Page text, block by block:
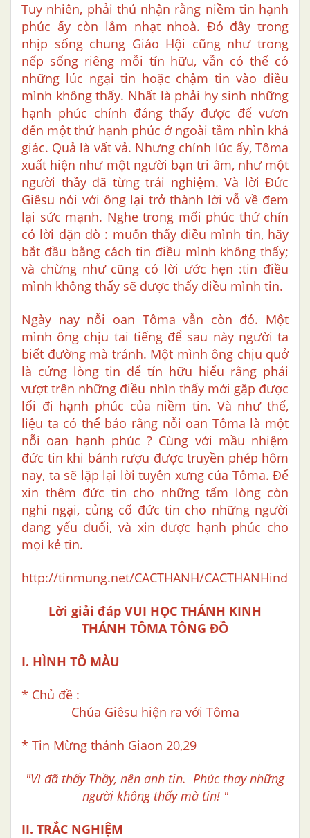
Tuy nhiên, phải thú nhận rằng niềm tin hạnh
phúc ấy còn lắm nhạt nhoà. Đó đây trong
nhịp sống chung Giáo Hội cũng như trong
nếp sống riêng mỗi tín hữu, vẫn có thể có
những lúc ngại tin hoặc chậm tin vào điều
mình không thấy. Nhất là phải hy sinh những
hạnh phúc chính đáng thấy được để vươn
đến một thứ hạnh phúc ở ngoài tầm nhìn khả
giác. Quả là vất vả. Nhưng chính lúc ấy, Tôma
xuất hiện như một người bạn tri âm, như một
người thầy đã từng trải nghiệm. Và lời Đức
Giêsu nói với ông lại trở thành lời vỗ về đem
lại sức mạnh. Nghe trong mối phúc thứ chín
có lời dặn dò : muốn thấy điều mình tin, hãy
bắt đầu bằng cách tin điều mình không thấy;
và chừng như cũng có lời ước hẹn :tin điều
mình không thấy sẽ được thấy điều mình tin.
Ngày nay nỗi oan Tôma vẫn còn đó. Một
mình ông chịu tai tiếng để sau này người ta
biết đường mà tránh. Một mình ông chịu quở
là cứng lòng tin để tín hữu hiểu rằng phải
vượt trên những điều nhìn thấy mới gặp được
lối đi hạnh phúc của niềm tin. Và như thế,
liệu ta có thể bảo rằng nỗi oan Tôma là một
nỗi oan hạnh phúc ? Cùng với mầu nhiệm
đức tin khi bánh rượu được truyền phép hôm
nay, ta sẽ lặp lại lời tuyên xưng của Tôma. Để
xin thêm đức tin cho những tấm lòng còn
nghi ngại, củng cố đức tin cho những người
đang yếu đuối, và xin được hạnh phúc cho
mọi kẻ tin.
http://tinmung.net/CACTHANH/
Lời giải đáp VUI HỌC THÁNH KINH
THÁNH TÔMA TÔNG ĐỒ
I. HÌNH TÔ MÀU
* Chủ đề :
Chúa Giêsu hiện ra với Tôma
* Tin Mừng thánh Giaon 20,29
"Vì đã thấy Thầy, nên anh tin. Phúc thay những
người không thấy mà tin! "
II. TRẮC NGHIỆM